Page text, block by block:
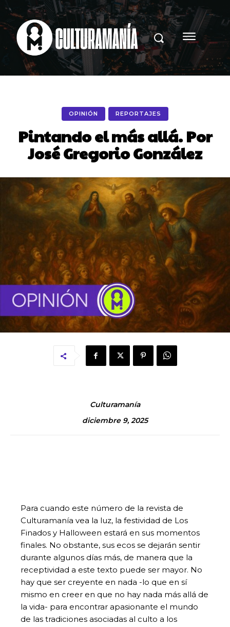
OPINIÓN REPORTAJES
Pintando el más allá. Por
José Gregorio González
Culturamanía
diciembre 9, 2025
Para cuando este número de la revista de
Culturamanía vea la luz, la festividad de Los
Finados y Halloween estará en sus momentos
finales. No obstante, sus ecos se dejarán sentir
durante algunos días más, de manera que la
receptividad a este texto puede ser mayor. No
hay que ser creyente en nada -lo que en sí
mismo en creer en que no hay nada más allá de
la vida- para encontrar apasionante el mundo
de las tradiciones asociadas al culto a los